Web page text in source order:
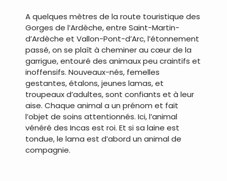
A quelques mètres de la route touristique des
Gorges de l’Ardèche, entre Saint-Martin-
d’Ardèche et Vallon-Pont-d’Arc, l’étonnement
passé, on se plaît à cheminer au cœur de la
garrigue, entouré des animaux peu craintifs et
inoffensifs. Nouveaux-nés, femelles
gestantes, étalons, jeunes lamas, et
troupeaux d’adultes, sont confiants et à leur
aise. Chaque animal a un prénom et fait
l’objet de soins attentionnés. Ici, l’animal
vénéré des Incas est roi. Et si sa laine est
tondue, le lama est d’abord un animal de
compagnie.